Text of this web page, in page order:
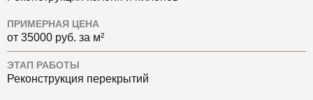
ПРИМЕРНАЯ ЦЕНА
от 35000 руб. за м²
ЭТАП РАБОТЫ
Реконструкция перекрытий